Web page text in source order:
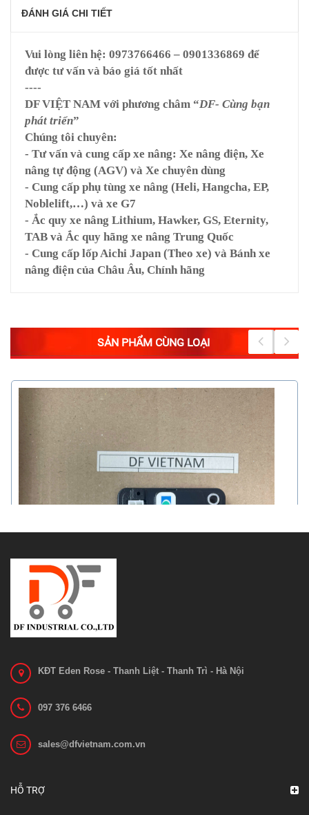
ĐÁNH GIÁ CHI TIẾT
Vui lòng liên hệ: 0973766466 – 0901336869 để
được tư vấn và báo giá tốt nhất
----
DF VIỆT NAM với phương châm “DF- Cùng bạn
phát triển”
Chúng tôi chuyên:
- Tư vấn và cung cấp xe nâng: Xe nâng điện, Xe
nâng tự động (AGV) và Xe chuyên dùng
- Cung cấp phụ tùng xe nâng (Heli, Hangcha, EP,
Noblelift,…) và xe G7
- Ắc quy xe nâng Lithium, Hawker, GS, Eternity,
TAB và Ắc quy hãng xe nâng Trung Quốc
- Cung cấp lốp Aichi Japan (Theo xe) và Bánh xe
nâng điện của Châu Âu, Chính hãng
SẢN PHẨM CÙNG LOẠI
KĐT Eden Rose - Thanh Liệt - Thanh Trì - Hà Nội
097 376 6466
sales@dfvietnam.com.vn
HỖ TRỢ